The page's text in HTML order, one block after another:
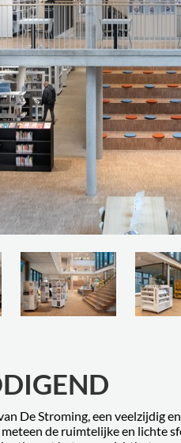
De Stroming, een veelzijdig
de ruimtelijke en lichte